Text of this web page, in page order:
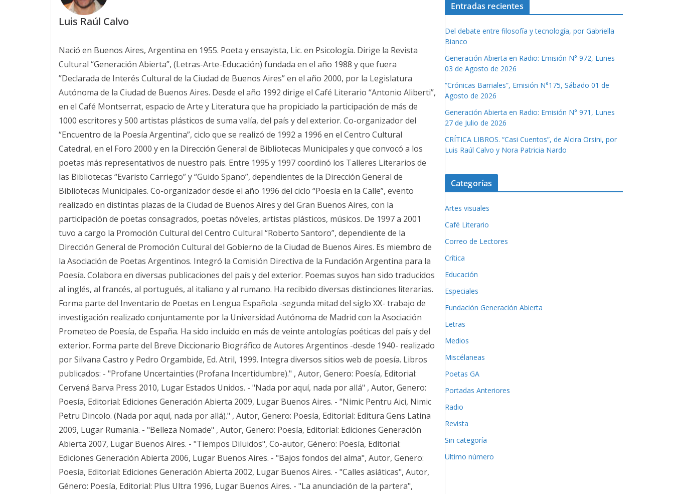
Luis Raúl Calvo
Nació en Buenos Aires, Argentina en 1955. Poeta y ensayista, Lic. en Psicología. Dirige la Revista
Cultural “Generación Abierta”, (Letras-Arte-Educación) fundada en el año 1988 y que fuera
”Declarada de Interés Cultural de la Ciudad de Buenos Aires” en el año 2000, por la Legislatura
Autónoma de la Ciudad de Buenos Aires. Desde el año 1992 dirige el Café Literario “Antonio Aliberti”,
en el Café Montserrat, espacio de Arte y Literatura que ha propiciado la participación de más de
1000 escritores y 500 artistas plásticos de suma valía, del país y del exterior. Co-organizador del
“Encuentro de la Poesía Argentina”, ciclo que se realizó de 1992 a 1996 en el Centro Cultural
Catedral, en el Foro 2000 y en la Dirección General de Bibliotecas Municipales y que convocó a los
poetas más representativos de nuestro país. Entre 1995 y 1997 coordinó los Talleres Literarios de
las Bibliotecas “Evaristo Carriego” y “Guido Spano”, dependientes de la Dirección General de
Bibliotecas Municipales. Co-organizador desde el año 1996 del ciclo “Poesía en la Calle”, evento
realizado en distintas plazas de la Ciudad de Buenos Aires y del Gran Buenos Aires, con la
participación de poetas consagrados, poetas nóveles, artistas plásticos, músicos. De 1997 a 2001
tuvo a cargo la Promoción Cultural del Centro Cultural “Roberto Santoro”, dependiente de la
Dirección General de Promoción Cultural del Gobierno de la Ciudad de Buenos Aires. Es miembro de
la Asociación de Poetas Argentinos. Integró la Comisión Directiva de la Fundación Argentina para la
Poesía. Colabora en diversas publicaciones del país y del exterior. Poemas suyos han sido traducidos
al inglés, al francés, al portugués, al italiano y al rumano. Ha recibido diversas distinciones literarias.
Forma parte del Inventario de Poetas en Lengua Española -segunda mitad del siglo XX- trabajo de
investigación realizado conjuntamente por la Universidad Autónoma de Madrid con la Asociación
Prometeo de Poesía, de España. Ha sido incluido en más de veinte antologías poéticas del país y del
exterior. Forma parte del Breve Diccionario Biográfico de Autores Argentinos -desde 1940- realizado
por Silvana Castro y Pedro Orgambide, Ed. Atril, 1999. Integra diversos sitios web de poesía. Libros
publicados: - "Profane Uncertainties (Profana Incertidumbre)." , Autor, Genero: Poesía, Editorial:
Cervená Barva Press 2010, Lugar Estados Unidos. - "Nada por aquí, nada por allá" , Autor, Genero:
Poesía, Editorial: Ediciones Generación Abierta 2009, Lugar Buenos Aires. - "Nimic Pentru Aici, Nimic
Petru Dincolo. (Nada por aquí, nada por allá)." , Autor, Genero: Poesía, Editorial: Editura Gens Latina
2009, Lugar Rumania. - "Belleza Nomade" , Autor, Genero: Poesía, Editorial: Ediciones Generación
Abierta 2007, Lugar Buenos Aires. - "Tiempos Diluidos", Co-autor, Género: Poesía, Editorial:
Ediciones Generación Abierta 2006, Lugar Buenos Aires. - "Bajos fondos del alma", Autor, Genero:
Poesía, Editorial: Ediciones Generación Abierta 2002, Lugar Buenos Aires. - "Calles asiáticas", Autor,
Género: Poesía, Editorial: Plus Ultra 1996, Lugar Buenos Aires. - "La anunciación de la partera",
Entradas recientes
Del debate entre filosofía y tecnología, por Gabriella
Bianco
Generación Abierta en Radio: Emisión N° 972, Lunes
03 de Agosto de 2026
“Crónicas Barriales”, Emisión N°175, Sábado 01 de
Agosto de 2026
Generación Abierta en Radio: Emisión N° 971, Lunes
27 de Julio de 2026
CRÍTICA LIBROS. “Casi Cuentos”, de Alcira Orsini, por
Luis Raúl Calvo y Nora Patricia Nardo
Categorías
Artes visuales
Café Literario
Correo de Lectores
Crítica
Educación
Especiales
Fundación Generación Abierta
Letras
Medios
Miscélaneas
Poetas GA
Portadas Anteriores
Radio
Revista
Sin categoría
Ultimo número